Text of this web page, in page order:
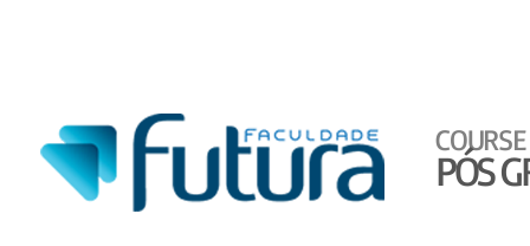
COURSE
PÓS